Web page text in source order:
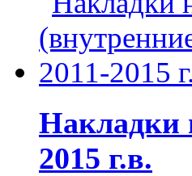
Накладки
2015 г.в.